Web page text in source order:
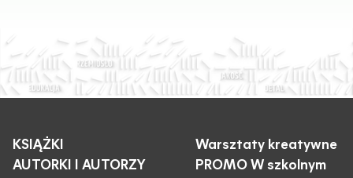
KSIĄŻKI
AUTORKI I AUTORZY
Warsztaty kreatywne
PROMO W szkolnym